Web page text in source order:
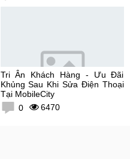
Tri Ân Khách Hàng - Ưu Đãi
Khủng Sau Khi Sửa Điện Thoại
Tại MobileCity
0
6470